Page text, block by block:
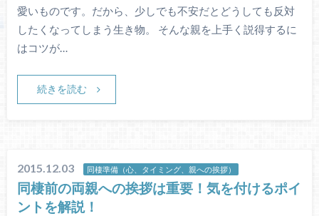
愛いものです。だから、少しでも不安だとどうしても反対
したくなってしまう生き物。 そんな親を上手く説得するに
はコツが…
続きを読む
2015.12.03 同棲準備（心、タイミング、親への挨拶）
同棲前の両親への挨拶は重要！気を付けるポイ
ントを解説！